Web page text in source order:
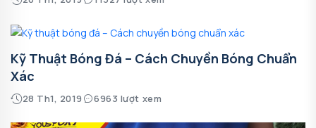
Kỹ Thuật Bóng Đá – Cách Chuyền Bóng Chuẩn
Xác
28 Th1, 2019 6963 lượt xem